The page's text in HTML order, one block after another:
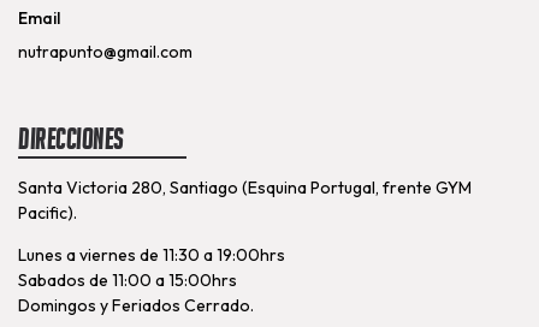
Email
nutrapunto@gmail.com
Direcciones
Santa Victoria 280, Santiago (Esquina Portugal, frente GYM
Pacific).
Lunes a viernes de 11:30 a 19:00hrs
Sabados de 11:00 a 15:00hrs
Domingos y Feriados Cerrado.